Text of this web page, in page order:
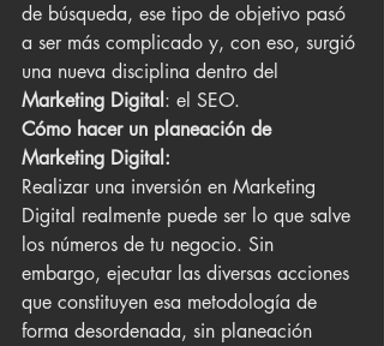
de búsqueda, ese tipo de objetivo pasó
a ser más complicado y, con eso, surgió
una nueva disciplina dentro del
Marketing Digital : el SEO.
Cómo hacer un planeación de
Marketing Digital:
Realizar una inversión en Marketing
Digital realmente puede ser lo que salve
los números de tu negocio. Sin
embargo, ejecutar las diversas acciones
que constituyen esa metodología de
forma desordenada, sin planeación